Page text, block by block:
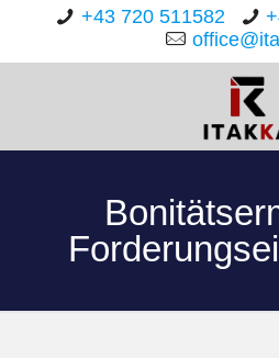
+43 720 511582